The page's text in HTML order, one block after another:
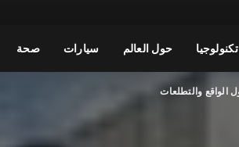
تكنولوجيا حول العالم سيارات صحة